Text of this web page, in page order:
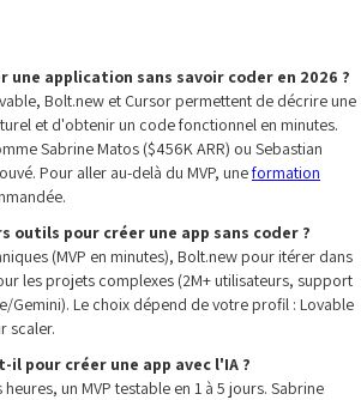
application sans savoir coder en 2026 ?
Bolt.new et Cursor permettent de décrire une
et d'obtenir un code fonctionnel en minutes.
Sabrine Matos ($456K ARR) ou Sebastian
Pour aller au-delà du MVP, uneformation
outils pour créer une app sans coder ?
(MVP en minutes), Bolt.new pour itérer dans
les projets complexes (2M+ utilisateurs, support
Gemini). Le choix dépend de votre profil : Lovable
scaler.
il pour créer une app avec l'IA ?
un MVP testable en 1 à 5 jours. Sabrine